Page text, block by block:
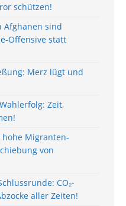
schützen!
Afghanen sind
Offensive statt
Merz lügt und
Zeit,
Migranten-
von
CO₂-
aller Zeiten!